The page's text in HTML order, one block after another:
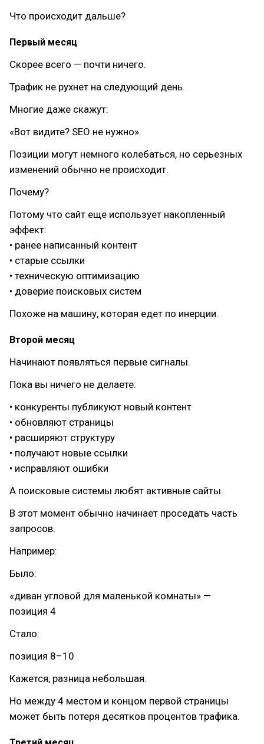
Что происходит дальше?
Первый месяц
Скорее всего — почти ничего.
Трафик не рухнет на следующий день.
Многие даже скажут:
«Вот видите? SEO не нужно».
Позиции могут немного колебаться, но серьезных
изменений обычно не происходит.
Почему?
Потому что сайт еще использует накопленный
эффект:
• ранее написанный контент
• старые ссылки
• техническую оптимизацию
• доверие поисковых систем
Похоже на машину, которая едет по инерции.
Второй месяц
Начинают появляться первые сигналы.
Пока вы ничего не делаете:
• конкуренты публикуют новый контент
• обновляют страницы
• расширяют структуру
• получают новые ссылки
• исправляют ошибки
А поисковые системы любят активные сайты.
В этот момент обычно начинает проседать часть
запросов.
Например:
Было:
«диван угловой для маленькой комнаты» —
позиция 4
Стало:
позиция 8–10
Кажется, разница небольшая.
Но между 4 местом и концом первой страницы
может быть потеря десятков процентов трафика.